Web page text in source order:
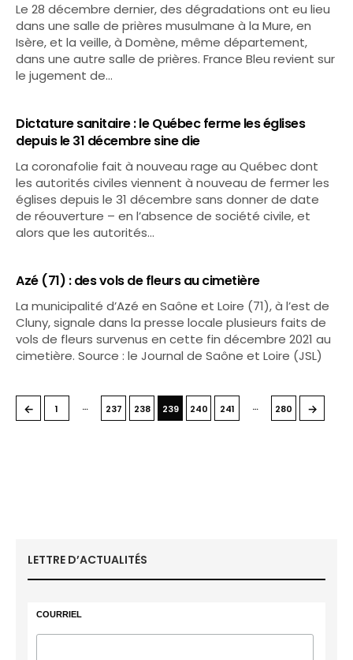
Le 28 décembre dernier, des dégradations ont eu lieu
dans une salle de prières musulmane à la Mure, en
Isère, et la veille, à Domène, même département,
dans une autre salle de prières. France Bleu revient sur
le jugement de…
Dictature sanitaire : le Québec ferme les églises
depuis le 31 décembre sine die
La coronafolie fait à nouveau rage au Québec dont
les autorités civiles viennent à nouveau de fermer les
églises depuis le 31 décembre sans donner de date
de réouverture – en l’absence de société civile, et
alors que les autorités…
Azé (71) : des vols de fleurs au cimetière
La municipalité d’Azé en Saône et Loire (71), à l’est de
Cluny, signale dans la presse locale plusieurs faits de
vols de fleurs survenus en cette fin décembre 2021 au
cimetière. Source : le Journal de Saône et Loire (JSL)
← 1 … 237 238 239 240 241 … 280 →
LETTRE D’ACTUALITÉS
COURRIEL